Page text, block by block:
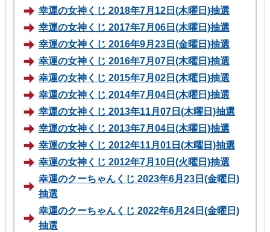
幸運の女神くじ 2018年7月12日(木曜日)抽選
幸運の女神くじ 2017年7月06日(木曜日)抽選
幸運の女神くじ 2016年9月23日(金曜日)抽選
幸運の女神くじ 2016年7月07日(木曜日)抽選
幸運の女神くじ 2015年7月02日(木曜日)抽選
幸運の女神くじ 2014年7月04日(木曜日)抽選
幸運の女神くじ 2013年11月07日(木曜日)抽選
幸運の女神くじ 2013年7月04日(木曜日)抽選
幸運の女神くじ 2012年11月01日(木曜日)抽選
幸運の女神くじ 2012年7月10日(火曜日)抽選
幸運のクーちゃんくじ 2023年6月23日(金曜日)
抽選
幸運のクーちゃんくじ 2022年6月24日(金曜日)
抽選